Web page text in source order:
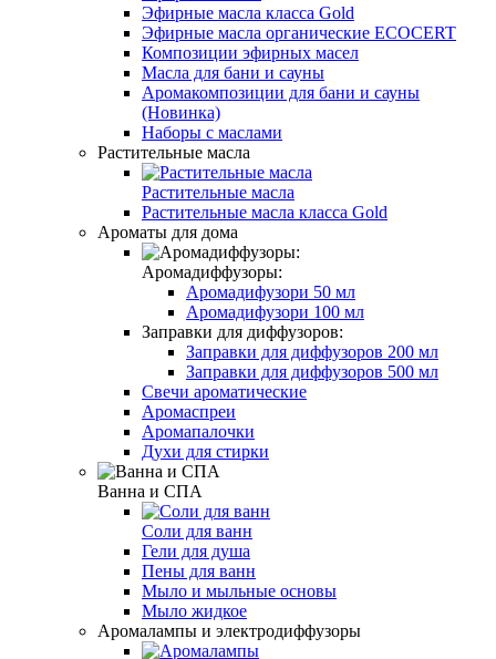
Эфирные масла класса Gold
Эфирные масла органические ECOCERT
Композиции эфирных масел
Масла для бани и сауны
Аромакомпозиции для бани и сауны
(Новинка)
Наборы с маслами
Растительные масла
Растительные масла
Растительные масла класса Gold
Ароматы для дома
Аромадиффузоры:
Аромадифузори 50 мл
Аромадифузори 100 мл
Заправки для диффузоров:
Заправки для диффузоров 200 мл
Заправки для диффузоров 500 мл
Свечи ароматические
Аромаспреи
Аромапалочки
Духи для стирки
Ванна и СПА
Соли для ванн
Гели для душа
Пены для ванн
Мыло и мыльные основы
Мыло жидкое
Аромалампы и электродиффузоры